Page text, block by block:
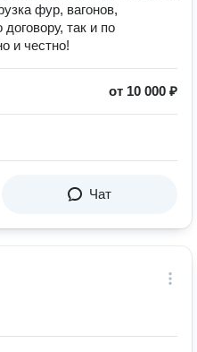
фур, вагонов,
так и по
и честно!
от 10 000 ₽
Чат